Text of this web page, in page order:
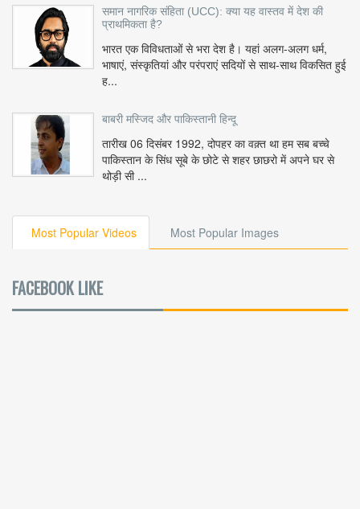
समान नागरिक संहिता (UCC): क्या यह वास्तव में देश की
प्राथमिकता है?
भारत एक विविधताओं से भरा देश है। यहां अलग-अलग धर्म,
भाषाएं, संस्कृतियां और परंपराएं सदियों से साथ-साथ विकसित हुई
ह...
बाबरी मस्जिद और पाकिस्तानी हिन्दू
तारीख 06 दिसंबर 1992, दोपहर का वक़्त था हम सब बच्चे
पाकिस्तान के सिंध सूबे के छोटे से शहर छाछरो में अपने घर से
थोड़ी सी ...
Most Popular Videos Most Popular Images
FACEBOOK LIKE